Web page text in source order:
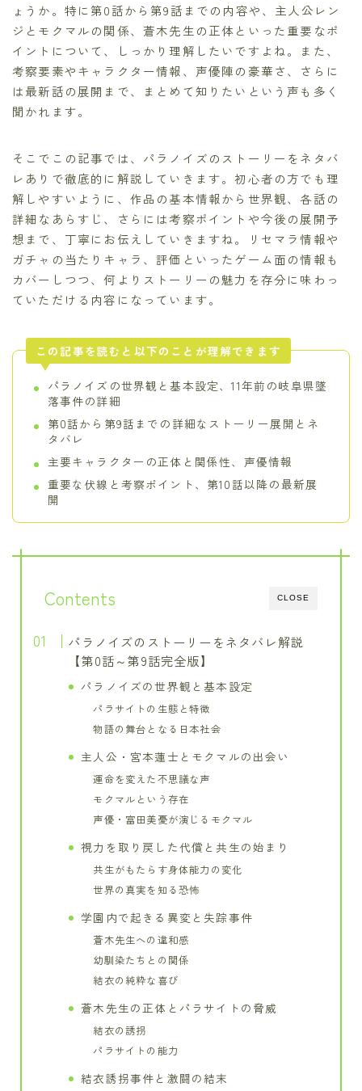
ょうか。特に第0話から第9話までの内容や、主人公レン
ジとモクマルの関係、蒼木先生の正体といった重要なポ
イントについて、しっかり理解したいですよね。また、
考察要素やキャラクター情報、声優陣の豪華さ、さらに
は最新話の展開まで、まとめて知りたいという声も多く
聞かれます。
そこでこの記事では、パラノイズのストーリーをネタバ
レありで徹底的に解説していきます。初心者の方でも理
解しやすいように、作品の基本情報から世界観、各話の
詳細なあらすじ、さらには考察ポイントや今後の展開予
想まで、丁寧にお伝えしていきますね。リセマラ情報や
ガチャの当たりキャラ、評価といったゲーム面の情報も
カバーしつつ、何よりストーリーの魅力を存分に味わっ
ていただける内容になっています。
この記事を読むと以下のことが理解できます
パラノイズの世界観と基本設定、11年前の岐阜県墜
落事件の詳細
第0話から第9話までの詳細なストーリー展開とネ
タバレ
主要キャラクターの正体と関係性、声優情報
重要な伏線と考察ポイント、第10話以降の最新展
開
CLOSE
Contents
パラノイズのストーリーをネタバレ解説
【第0話～第9話完全版】
パラノイズの世界観と基本設定
パラサイトの生態と特徴
物語の舞台となる日本社会
主人公・宮本蓮士とモクマルの出会い
運命を変えた不思議な声
モクマルという存在
声優・富田美憂が演じるモクマル
視力を取り戻した代償と共生の始まり
共生がもたらす身体能力の変化
世界の真実を知る恐怖
学園内で起きる異変と失踪事件
蒼木先生への違和感
幼馴染たちとの関係
結衣の純粋な喜び
蒼木先生の正体とパラサイトの脅威
結衣の誘拐
パラサイトの能力
結衣誘拐事件と激闘の結末